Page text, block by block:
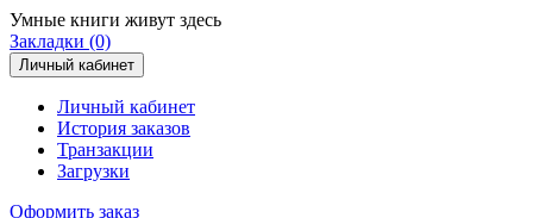
Умные книги живут здесь
Закладки (0)
Личный кабинет
Личный кабинет
История заказов
Транзакции
Загрузки
Оформить заказ